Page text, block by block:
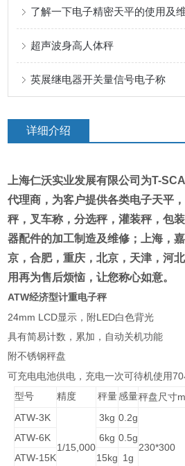
了解一下电子精密天平的使用及
超声波身高人体秤
英展继电器开关量信号电子称
详细介绍
上海仁沃实业发展有限公司为T-
代理商 ，为客户提供各类电子天平
秤，叉车称，分选秤，灌装秤，包
器配件的加工制造及维修；
上海，
京，合肥，重庆，北京，天津，河
用再为售后烦恼，让您称心如意。
ATW经济型计重电子秤
24mm LCD显示，附LED白色背光
具有简易计数，累加，自动关机功能
附不锈钢秤盘
可充电电池供电，充电一次可待机使用70
型号
精度 秤量 感量秤盘尺寸
ATW-3K
1/15,000
3kg 0.2g
230*300
ATW-6K 6kg 0.5g
ATW-15K
15kg 1g